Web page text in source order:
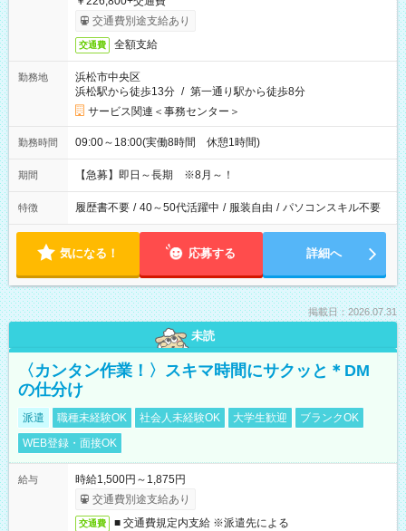
交通費別途支給あり
交通費 全額支給
勤務地
浜松市中央区
浜松駅から徒歩13分 / 第一通り駅から徒歩8分
サービス関連＜事務センター＞
勤務時間 09:00～18:00(実働8時間 休憩1時間)
期間 【急募】即日～長期 ※8月～！
特徴 履歴書不要 / 40～50代活躍中 / 服装自由 / パソコンスキル不要
気になる！ 応募する 詳細へ
掲載日：2026.07.31
未読
〈カンタン作業！〉スキマ時間にサクッと＊DM
の仕分け
派遣 職種未経験OK 社会人未経験OK 大学生歓迎
ブランクOK
WEB登録・面接OK
給与
時給1,500円～1,875円
交通費別途支給あり
交通費 ■ 交通費規定内支給 ※派遣先による